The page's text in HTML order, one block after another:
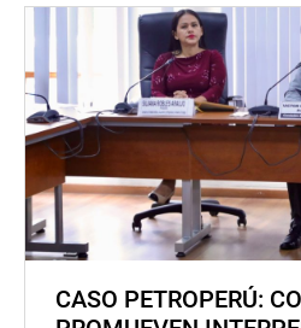
CASO PETROPERÚ: